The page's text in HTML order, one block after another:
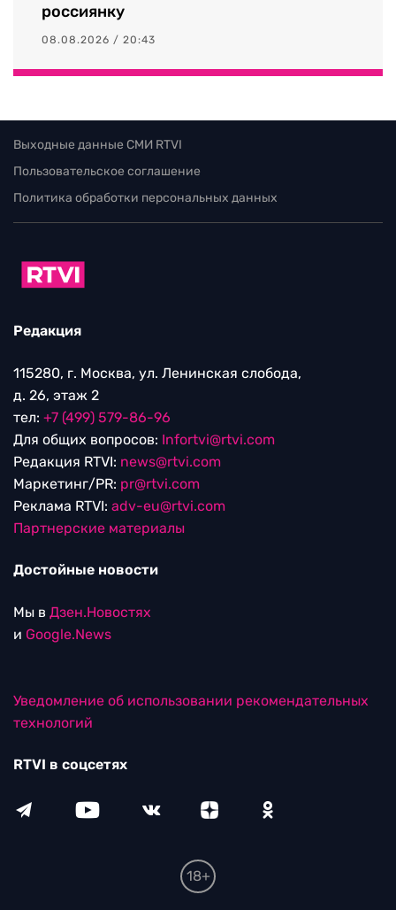
россиянку
08.08.2026 / 20:43
Выходные данные СМИ RTVI
Пользовательское соглашение
Политика обработки персональных данных
Редакция
115280, г. Москва, ул. Ленинская слобода,
д. 26, этаж 2
тел: +7 (499) 579-86-96
Для общих вопросов: Infortvi@rtvi.com
Редакция RTVI: news@rtvi.com
Маркетинг/PR: pr@rtvi.com
Реклама RTVI: adv-eu@rtvi.com
Партнерские материалы
Достойные новости
Мы в Дзен.Новостях
и Google.News
Уведомление об использовании рекомендательных
технологий
RTVI в соцсетях
18+